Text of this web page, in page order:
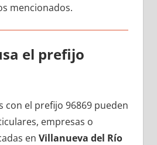
mencionados.
el prefijo
сοn el prefijo 96869 pueden
empresas ο
en Villanueva del Río